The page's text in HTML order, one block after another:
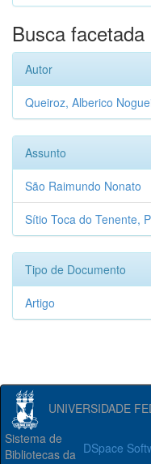
Busca facetada
Autor
Queiroz, Alberico
Assunto
São Raimundo Nonato
Sítio Toca do Tenente,
Tipo de Documento
Artigo
UNIVERSIDADE
DSpace
Sistema de
Bibliotecas da